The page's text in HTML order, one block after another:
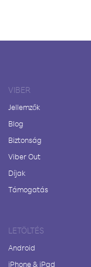
VIBER
Jellemzők
Blog
Biztonság
Viber Out
Díjak
Támogatás
LETÖLTÉS
Android
iPhone & iPad